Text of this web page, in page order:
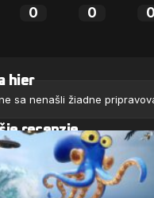
0 0 0
hier
sa nenašli žiadne
recenzie